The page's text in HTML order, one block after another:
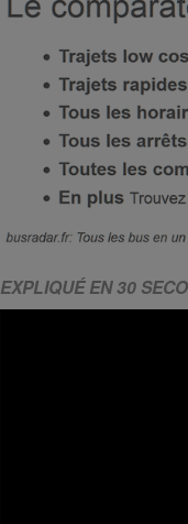
EXPLIQUÉ EN 30